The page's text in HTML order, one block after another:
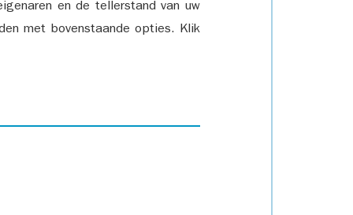
en de tellerstand van uw
met bovenstaande opties. Klik